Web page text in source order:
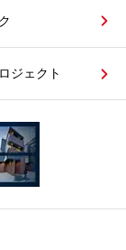
ジェクト